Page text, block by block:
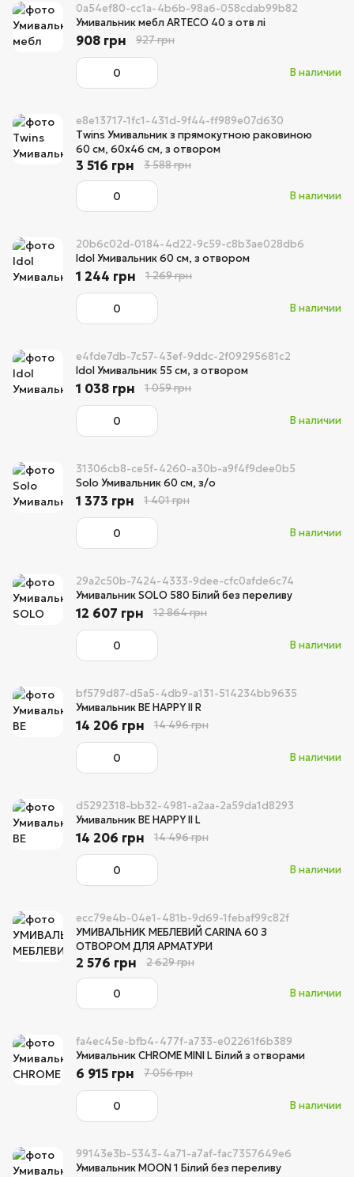
0a54ef80-cc1a-4b6b-98a6-058cdab99b82
Умивальник мебл ARTECO 40 з отв лі
В наличии
908 грн 927 грн
e8e13717-1fc1-431d-9f44-ff989e07d630
Twins Умивальник з прямокутною раковиною
60 см, 60x46 см, з отвором
В наличии
3 516 грн 3 588 грн
20b6c02d-0184-4d22-9c59-c8b3ae028db6
Idol Умивальник 60 см, з отвором
В наличии
1 244 грн 1 269 грн
e4fde7db-7c57-43ef-9ddc-2f09295681c2
Idol Умивальник 55 см, з отвором
В наличии
1 038 грн 1 059 грн
31306cb8-ce5f-4260-a30b-a9f4f9dee0b5
Solo Умивальник 60 см, з/о
В наличии
1 373 грн 1 401 грн
29a2c50b-7424-4333-9dee-cfc0afde6c74
Умивальник SOLO 580 Білий без переливу
В наличии
12 607 грн 12 864 грн
bf579d87-d5a5-4db9-a131-514234bb9635
Умивальник BE HAPPY II R
В наличии
14 206 грн 14 496 грн
d5292318-bb32-4981-a2aa-2a59da1d8293
Умивальник BE HAPPY II L
В наличии
14 206 грн 14 496 грн
ecc79e4b-04e1-481b-9d69-1febaf99c82f
УМИВАЛЬНИК МЕБЛЕВИЙ CARINA 60 З
ОТВОРОМ ДЛЯ АРМАТУРИ
В наличии
2 576 грн 2 629 грн
fa4ec45e-bfb4-477f-a733-e02261f6b389
Умивальник CHROME MINI L Білий з отворами
В наличии
6 915 грн 7 056 грн
99143e3b-5343-4a71-a7af-fac7357649e6
Умивальник MOON 1 Білий без переливу